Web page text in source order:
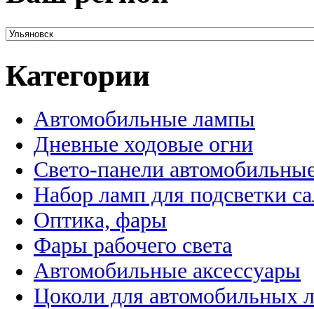
Категории
Автомобильные лампы
Дневные ходовые огни
Свето-панели
Набор ламп для подсветки
Оптика, фары
Фары рабочего света
Автомобильные аксессуары
Цоколи для автомобильных